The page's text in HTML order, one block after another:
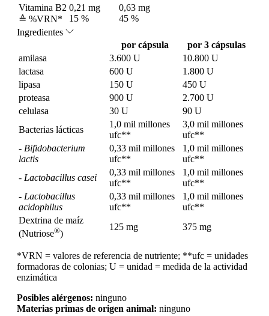
Vitamina B2
≙ %VRN*
0,21 mg
15 %
0,63 mg
45 %
Ingredientes
por cápsula
por 3 cápsulas
amilasa
3.600 U
10.800 U
lactasa
600 U
1.800 U
lipasa
150 U
450 U
proteasa
900 U
2.700 U
celulasa
30 U
90 U
Bacterias lácticas
1,0 mil millones
ufc**
3,0 mil millones
ufc**
- Bifidobacterium
lactis
0,33 mil millones
ufc**
1,0 mil millones
ufc**
- Lactobacillus casei
0,33 mil millones
ufc**
1,0 mil millones
ufc**
- Lactobacillus
acidophilus
0,33 mil millones
ufc**
1,0 mil millones
ufc**
Dextrina de maíz
(Nutriose®)
125 mg 375 mg
*VRN = valores de referencia de nutriente; **ufc = unidades
formadoras de colonias; U = unidad = medida de la actividad
enzimática
Posibles alérgenos: ninguno
Materias primas de origen animal: ninguno